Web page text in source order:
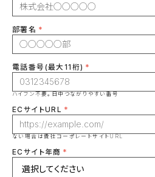
部署名
電話番号(最大11桁)
ハイフン不要。日中つながりやすい番号
ECサイトURL
ない場合は貴社コーポレートサイトURL
ECサイト年商